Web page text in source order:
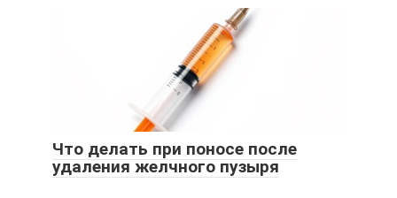
Что делать при поносе после
удаления желчного пузыря